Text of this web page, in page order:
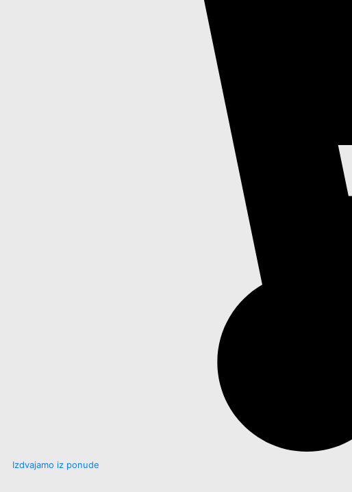
Izdvajamo iz ponude